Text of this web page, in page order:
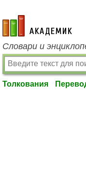
academic.ru
Словари и
Толкования